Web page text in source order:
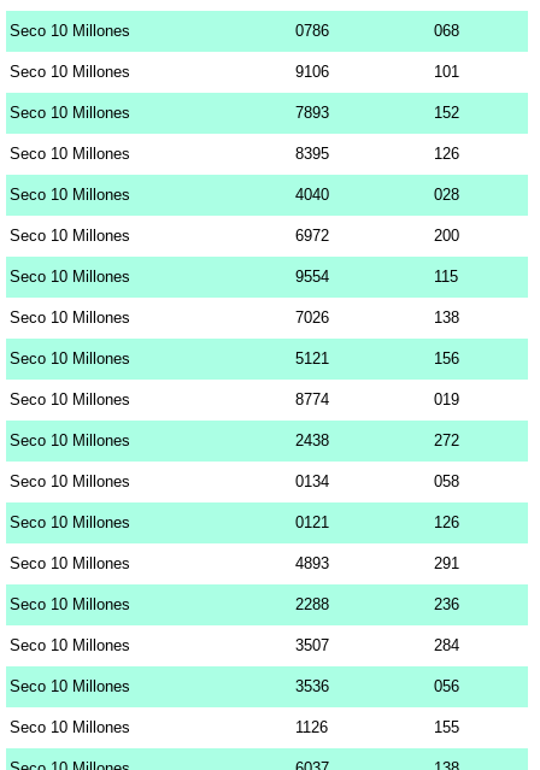
Seco 10 Millones 0786 068
Seco 10 Millones 9106 101
Seco 10 Millones 7893 152
Seco 10 Millones 8395 126
Seco 10 Millones 4040 028
Seco 10 Millones 6972 200
Seco 10 Millones 9554 115
Seco 10 Millones 7026 138
Seco 10 Millones 5121 156
Seco 10 Millones 8774 019
Seco 10 Millones 2438 272
Seco 10 Millones 0134 058
Seco 10 Millones 0121 126
Seco 10 Millones 4893 291
Seco 10 Millones 2288 236
Seco 10 Millones 3507 284
Seco 10 Millones 3536 056
Seco 10 Millones 1126 155